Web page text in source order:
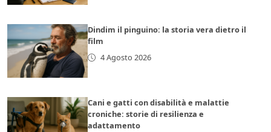
Dindim il pinguino: la storia vera dietro il
film
4 Agosto 2026
Cani e gatti con disabilità e malattie
croniche: storie di resilienza e
adattamento